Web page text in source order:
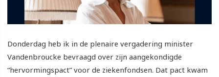
Donderdag heb ik in de plenaire vergadering minister
Vandenbroucke bevraagd over zijn aangekondigde
“hervormingspact” voor de ziekenfondsen. Dat pact kwam